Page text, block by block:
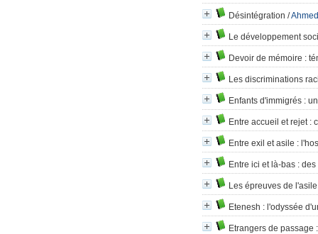
Désintégration /
Le développement
Devoir de mémoire :
Les discriminations
Enfants d'immigrés :
Entre accueil et rejet:
Entre exil et asile :
Entre ici et là-bas :
Les épreuves de l'asile
Etenesh : l'odyssée
Etrangers de passage